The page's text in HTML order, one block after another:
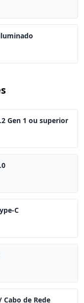
Gen 1 ou superior
C
Cabo de Rede